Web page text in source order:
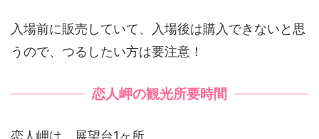
入場前に販売していて、入場後は購入できないと思
うので、つるしたい方は要注意！
恋人岬の観光所要時間
恋人岬は、展望台1ヶ所。